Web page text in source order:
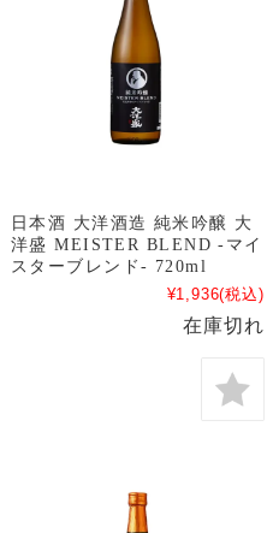
日本酒 大洋酒造 純米吟醸 大
洋盛 MEISTER BLEND -マイ
スターブレンド- 720ml
¥1,936(税込)
在庫切れ